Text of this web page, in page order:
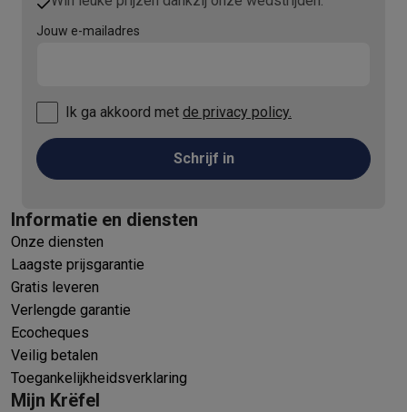
Jouw e-mailadres
Ik ga akkoord met de privacy policy.
Schrijf in
Informatie en diensten
Onze diensten
Laagste prijsgarantie
Gratis leveren
Verlengde garantie
Ecocheques
Veilig betalen
Toegankelijkheidsverklaring
Mijn Krëfel